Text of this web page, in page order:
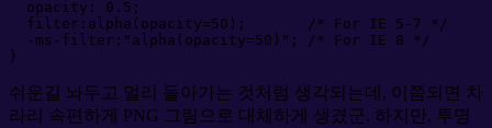
opacity : 0.5 ;
filter : alpha(opacity=50 ) ; /* For IE 5-7 */
-ms-filter : " alpha(opacity=50) " ; /* For IE 8 */
}
쉬운길 놔두고 멀리 돌아가는 것처럼 생각되는데, 이쯤되면 차
라리 속편하게 PNG 그림으로 대체하게 생겼군. 하지만, 투명